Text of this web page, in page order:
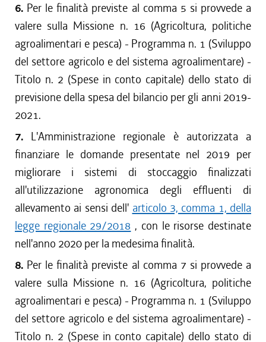
6. Per le finalità previste al comma 5 si provvede a
valere sulla Missione n. 16 (Agricoltura, politiche
agroalimentari e pesca) - Programma n. 1 (Sviluppo
del settore agricolo e del sistema agroalimentare) -
Titolo n. 2 (Spese in conto capitale) dello stato di
previsione della spesa del bilancio per gli anni 2019-
2021.
7. L'Amministrazione regionale è autorizzata a
finanziare le domande presentate nel 2019 per
migliorare i sistemi di stoccaggio finalizzati
all'utilizzazione agronomica degli effluenti di
allevamento ai sensi dell' articolo 3, comma 1, della
legge regionale 29/2018 , con le risorse destinate
nell'anno 2020 per la medesima finalità.
8. Per le finalità previste al comma 7 si provvede a
valere sulla Missione n. 16 (Agricoltura, politiche
agroalimentari e pesca) - Programma n. 1 (Sviluppo
del settore agricolo e del sistema agroalimentare) -
Titolo n. 2 (Spese in conto capitale) dello stato di